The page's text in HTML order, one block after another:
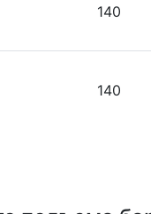
140
140